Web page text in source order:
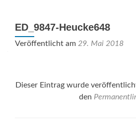
ED_9847-Heucke648
Veröffentlicht am 29. Mai 2018
Dieser Eintrag wurde
den